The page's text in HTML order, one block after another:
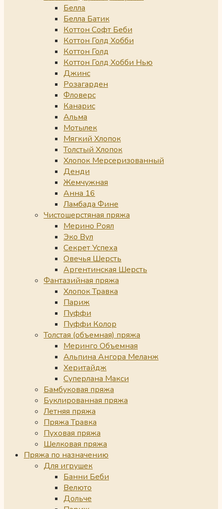
Белла
Белла Батик
Коттон Софт Беби
Коттон Голд Хобби
Коттон Голд
Коттон Голд Хобби Нью
Джинс
Розагарден
Фловерс
Канарис
Альма
Мотылек
Мягкий Хлопок
Толстый Хлопок
Хлопок Мерсеризованный
Денди
Жемчужная
Анна 16
Ламбада Фине
Чистошерстяная пряжа
Мерино Роял
Эко Вул
Секрет Успеха
Овечья Шерсть
Аргентинская Шерсть
Фантазийная пряжа
Хлопок Травка
Париж
Пуффи
Пуффи Колор
Толстая (объемная) пряжа
Меринго Объемная
Альпина Ангора Меланж
Херитайдж
Суперлана Макси
Бамбуковая пряжа
Буклированная пряжа
Летняя пряжа
Пряжа Травка
Пуховая пряжа
Шелковая пряжа
Пряжа по назначению
Для игрушек
Банни Беби
Велюто
Дольче